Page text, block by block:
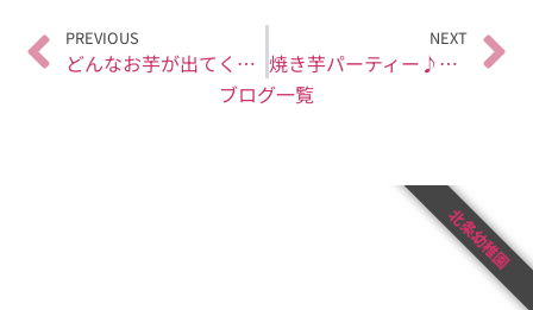
PREVIOUS
どんなお芋が出てくるかな？？
NEXT
焼き芋パーティー♪美味しいな（*^_^*）
ブログ一覧
北条幼稚園